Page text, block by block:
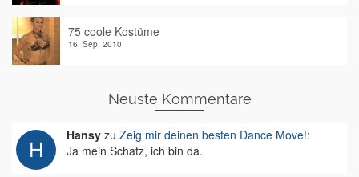
75 coole Kostüme
16. Sep. 2010
Neuste Kommentare
Hansy zu Zeig mir deinen besten Dance Move!:
Ja mein Schatz, ich bin da.